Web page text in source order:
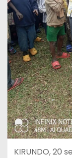
KIRUNDO, 20